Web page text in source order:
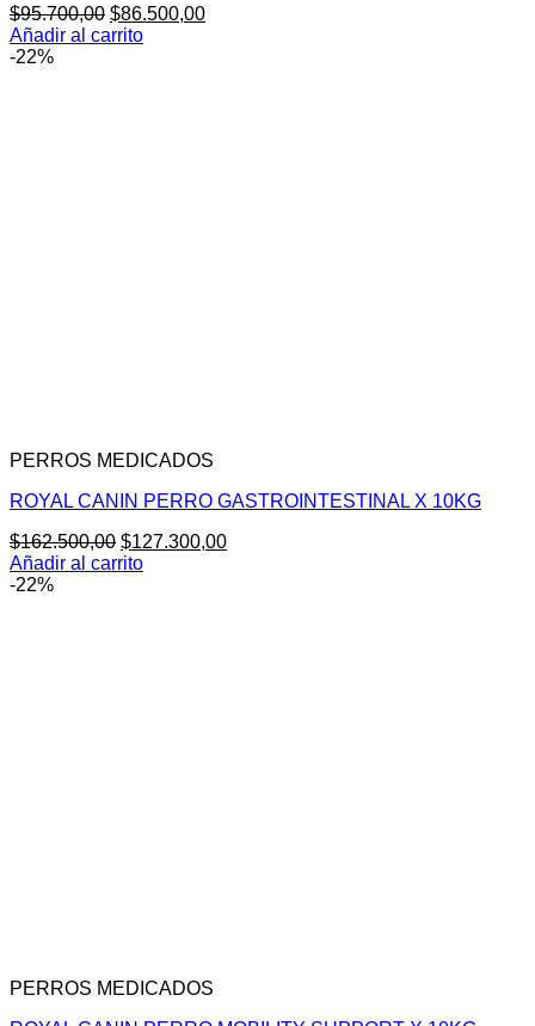
$95.700,00 El
precio
$86.500,00El
Añadir al carrito
-22%
PERROS MEDICADOS
ROYAL CANIN PERRO GASTROINTESTINAL X 10KG
$162.500,00 El
precio
$127.300,00El
Añadir al carrito
-22%
PERROS MEDICADOS